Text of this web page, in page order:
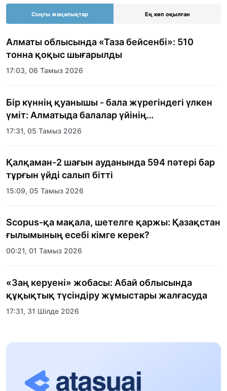
Соңғы жаңалықтар Ең көп оқылған
Алматы облысында «Таза бейсенбі»: 510
тонна қоқыс шығарылды
17:03, 06 Тамыз 2026
Бір күннің қуанышы - бала жүрегіндегі үлкен
үміт: Алматыда балалар үйінің
тәрбиеленушілеріне мерекелік күн
17:31, 05 Тамыз 2026
Қалқаман-2 шағын ауданында 594 пәтері бар
тұрғын үйді салып бітті
15:09, 05 Тамыз 2026
Scopus-қа мақала, шетелге қаржы: Қазақстан
ғылымының есебі кімге керек?
00:21, 01 Тамыз 2026
«Заң керуені» жобасы: Абай облысында
құқықтық түсіндіру жұмыстары жалғасуда
17:31, 31 Шілде 2026
Халықаралық «Формула-1 H2O» жарысын
13:13, 30 Шілде 2026